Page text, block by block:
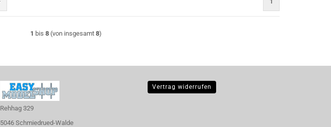
1 bis8 (von insgesamt8)
Rehhag 329
5046 Schmiedrued-Walde
Vertrag widerrufen